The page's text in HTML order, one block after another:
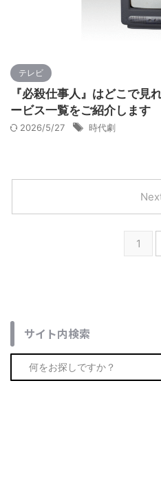
テレビ
『必殺仕事人』はどこで見
ービス一覧をご紹介します
2026/5/27 時代劇
1
サイト内検索